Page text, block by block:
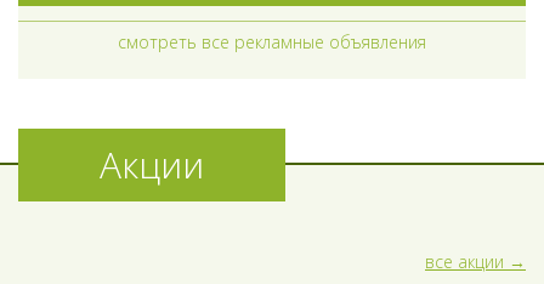
смотреть все рекламные объявления
Акции
все акции